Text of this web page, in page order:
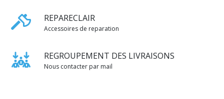
REPARECLAIR
Accessoires de reparation
REGROUPEMENT DES LIVRAISONS
Nous contacter par mail